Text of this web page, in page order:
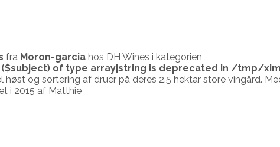
fra Moron-garcia hos DH Wines i kategorien
of type array|string is deprecated in /tmp/
og sortering af druer på deres 2.5 hektar store vingård.
i 2015 af Matthie